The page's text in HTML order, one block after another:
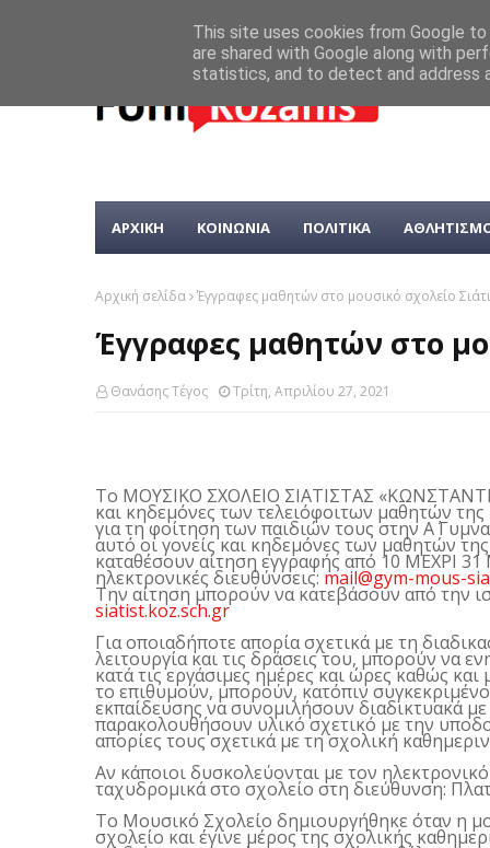
ΑΡΧΙΚΗ ΚΟΙΝΩΝΙΑ ΠΟΛΙΤΙΚΑ
Αρχική σελίδα Έγγραφες μαθητών στο μουσικό σχολείο
Έγγραφες μαθητών στο
Θανάσης Τέγος Τρίτη, Απριλίου 27, 2021
Το ΜΟΥΣΙΚΟ ΣΧΟΛΕΙΟ ΣΙΑΤΙΣΤΑΣ
και κηδεμόνες των τελειόφοιτων μαθητών
για τη φοίτηση των παιδιών τους στην Α΄
αυτό οι γονείς και κηδεμόνες των μαθητών
καταθέσουν αίτηση εγγραφής από 10 ΜΕΧΡΙ
ηλεκτρονικές διευθύνσεις: mail@gym-mous-
Την αίτηση μπορούν να κατεβάσουν από την
siatist.koz.sch.gr
Για οποιαδήποτε απορία σχετικά με τη
λειτουργία και τις δράσεις του, μπορούν να
κατά τις εργάσιμες ημέρες και ώρες καθώς και
το επιθυμούν, μπορούν, κατόπιν
εκπαίδευσης να συνομιλήσουν διαδικτυακά
παρακολουθήσουν υλικό σχετικό με την
απορίες τους σχετικά με τη σχολική
Αν κάποιοι δυσκολεύονται με τον
ταχυδρομικά στο σχολείο στη διεύθυνση:
Το Μουσικό Σχολείο δημιουργήθηκε όταν η
σχολείο και έγινε μέρος της σχολικής
This site uses cookies from Google
are shared with Google along with
statistics, and to detect and address